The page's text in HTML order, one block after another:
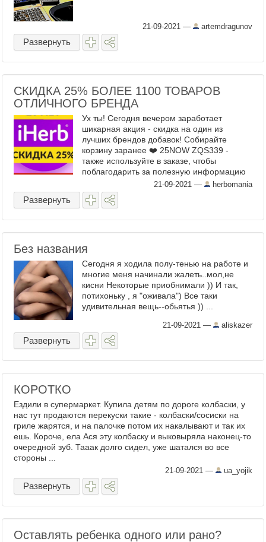
21-09-2021 — artemdragunov
Развернуть
СКИДКА 25% БОЛЕЕ 1100 ТОВАРОВ
ОТЛИЧНОГО БРЕНДА
Ух ты! Сегодня вечером заработает
шикарная акция - скидка на один из
лучших брендов добавок! Собирайте
корзину заранее ❤️ 25NOW ZQS339 -
также используйте в заказе, чтобы
поблагодарить за полезную информацию
21-09-2021 — herbomania
Развернуть
Без названия
Сегодня я ходила полу-тенью на работе и
многие меня начинали жалеть..мол,не
кисни Некоторые приобнимали )) И так,
потихоньку , я "оживала") Все таки
удивительная вещь--обьятья )) ...
21-09-2021 — aliskazer
Развернуть
КОРОТКО
Ездили в супермаркет. Купила детям по дороге колбаски, у
нас тут продаются перекуски такие - колбаски/сосиски на
гриле жарятся, и на палочке потом их накалывают и так их
ешь. Короче, ела Ася эту колбаску и выковыряла наконец-то
очередной зуб. Тааак долго сидел, уже шатался во все
стороны ...
21-09-2021 — ua_yojik
Развернуть
Оставлять ребенка одного или рано?